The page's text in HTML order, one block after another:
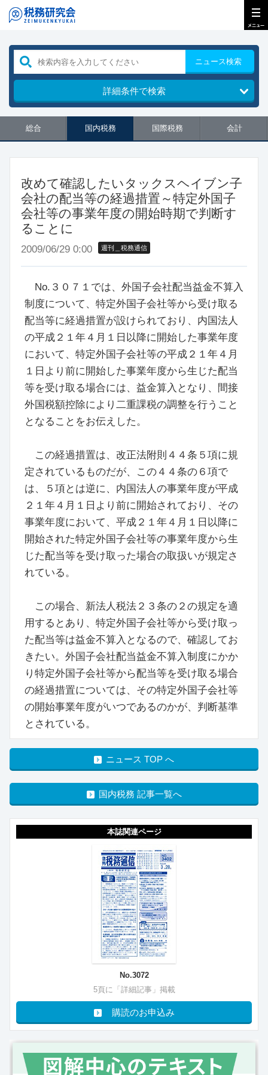
ニュース検索
詳細条件で検索
総合 国内税務 国際税務 会計
改めて確認したいタックスヘイブン子
会社の配当等の経過措置～特定外国子
会社等の事業年度の開始時期で判断す
ることに
2009/06/29 0:00 週刊＿税務通信
No.３０７１では、外国子会社配当益金不算入
制度について、特定外国子会社等から受け取る
配当等に経過措置が設けられており、内国法人
の平成２１年４月１日以降に開始した事業年度
において、特定外国子会社等の平成２１年４月
１日より前に開始した事業年度から生じた配当
等を受け取る場合には、益金算入となり、間接
外国税額控除により二重課税の調整を行うこと
となることをお伝えした。
この経過措置は、改正法附則４４条５項に規
定されているものだが、この４４条の６項で
は、５項とは逆に、内国法人の事業年度が平成
２１年４月１日より前に開始されており、その
事業年度において、平成２１年４月１日以降に
開始された特定外国子会社等の事業年度から生
じた配当等を受け取った場合の取扱いが規定さ
れている。
この場合、新法人税法２３条の２の規定を適
用するとあり、特定外国子会社等から受け取っ
た配当等は益金不算入となるので、確認してお
きたい。外国子会社配当益金不算入制度にかか
り特定外国子会社等から配当等を受け取る場合
の経過措置については、その特定外国子会社等
の開始事業年度がいつであるのかが、判断基準
とされている。
ニュース TOP へ
国内税務 記事一覧へ
本誌関連ページ
No.3072
5頁に「詳細記事」掲載
購読のお申込み